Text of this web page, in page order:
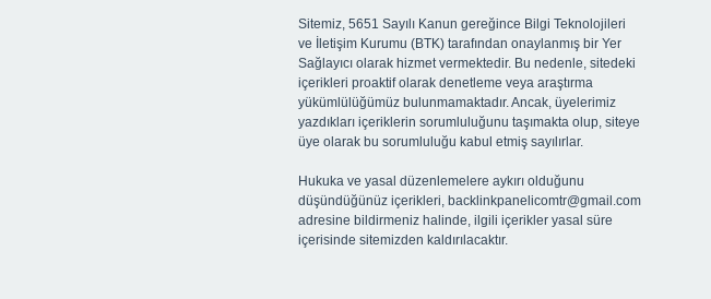
Sitemiz, 5651 Sayılı Kanun gereğince Bilgi Teknolojileri
ve İletişim Kurumu (BTK) tarafından onaylanmış bir Yer
Sağlayıcı olarak hizmet vermektedir. Bu nedenle, sitedeki
içerikleri proaktif olarak denetleme veya araştırma
yükümlülüğümüz bulunmamaktadır. Ancak, üyelerimiz
yazdıkları içeriklerin sorumluluğunu taşımakta olup, siteye
üye olarak bu sorumluluğu kabul etmiş sayılırlar.
Hukuka ve yasal düzenlemelere aykırı olduğunu
düşündüğünüz içerikleri, backlinkpanelicomtr@gmail.com
adresine bildirmeniz halinde, ilgili içerikler yasal süre
içerisinde sitemizden kaldırılacaktır.